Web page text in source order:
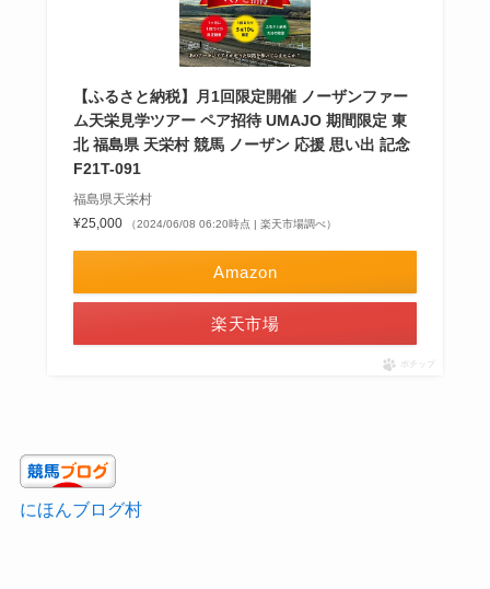
【ふるさと納税】月1回限定開催 ノーザンファー
ム天栄見学ツアー ペア招待 UMAJO 期間限定 東
北 福島県 天栄村 競馬 ノーザン 応援 思い出 記念
F21T-091
福島県天栄村
¥25,000
（2024/06/08 06:20時点 | 楽天市場調べ）
Amazon
楽天市場
ポチップ
にほんブログ村